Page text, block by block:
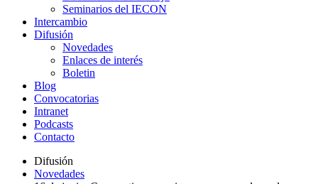
Seminarios del IECON
Intercambio
Difusión
Novedades
Enlaces de interés
Boletin
Blog
Convocatorias
Intranet
Podcasts
Contacto
Difusión
Novedades